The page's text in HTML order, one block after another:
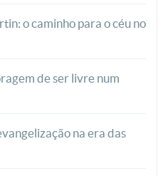
o caminho para o céu no
de ser livre num
na era das